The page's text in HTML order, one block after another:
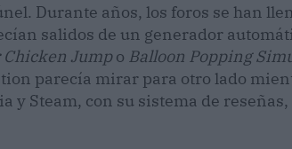
Durante años, los foros se han
salidos de un generador
Chicken Jumpo Balloon Popping
parecía mirar para otro lado
y Steam, con su sistema de reseñas,